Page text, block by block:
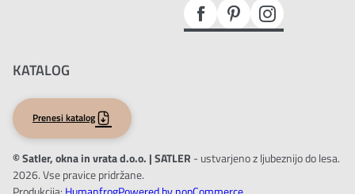
KATALOG
Prenesi katalog
© Satler, okna in vrata d.o.o. | SATLER - ustvarjeno z ljubeznijo do lesa.
2026. Vse pravice pridržane.